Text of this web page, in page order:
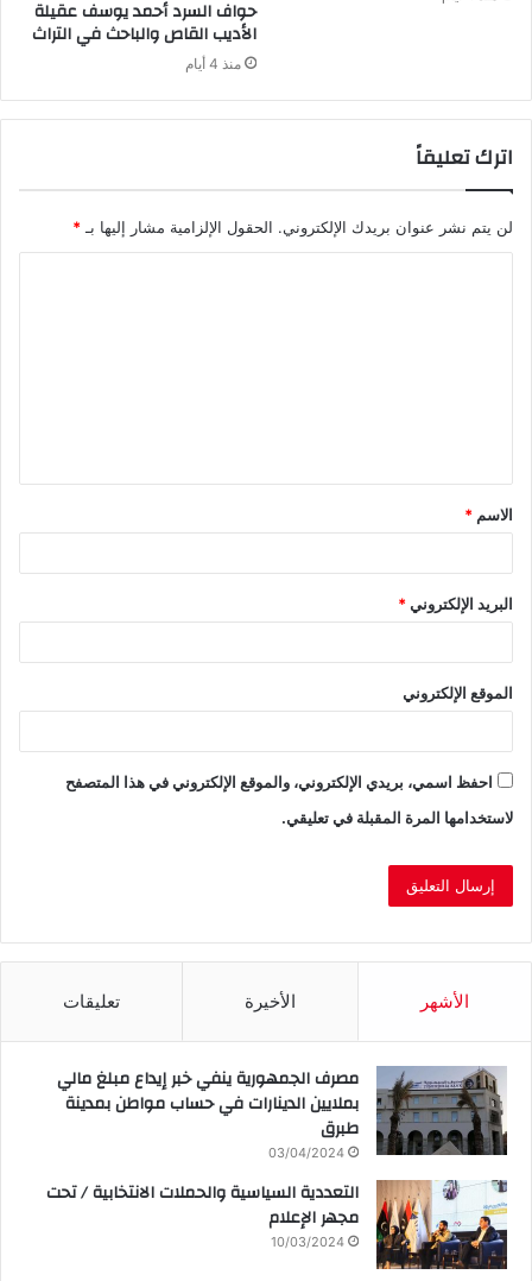
‬الأديب‭ ‬القاص‭ ‬والباحث‭ ‬في‭ ‬التراث
منذ 4 أيام
اترك تعليقاً
لن يتم نشر عنوان بريدك الإلكتروني. الحقول الإلزامية مشار إليها بـ *
ق
*
الاسم *
البريد الإلكتروني*
الموقع الإلكتروني
احفظ اسمي، بريدي الإلكتروني، والموقع الإلكتروني في هذا المتصفح
لاستخدامها المرة المقبلة في تعليقي.
الأشهر الأخيرة تعليقات
مصرف الجمهورية ينفي خبر إيداع مبلغ مالي
بملايين الدينارات في حساب مواطن بمدينة
طبرق
03/04/2024
التعددية السياسية والحملات الانتخابية / تحت
مجهر الإعلام
10/03/2024